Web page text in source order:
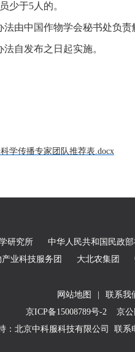
少于5人的。
法由中国作物学会秘书处负责
法自发布之日起实施。
学传播专家团队推荐表.docx
研究所 中华人民共和国民政
业科技服务团 大北农集团
网站地图 联系我
京ICP备15008789号-2
京公
：北京中科服科技有限公司
联系